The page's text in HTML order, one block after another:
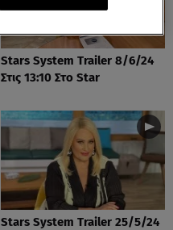
Stars System Trailer 8/6/24
Στις 13:10 Στο Star
Stars System Trailer 25/5/24